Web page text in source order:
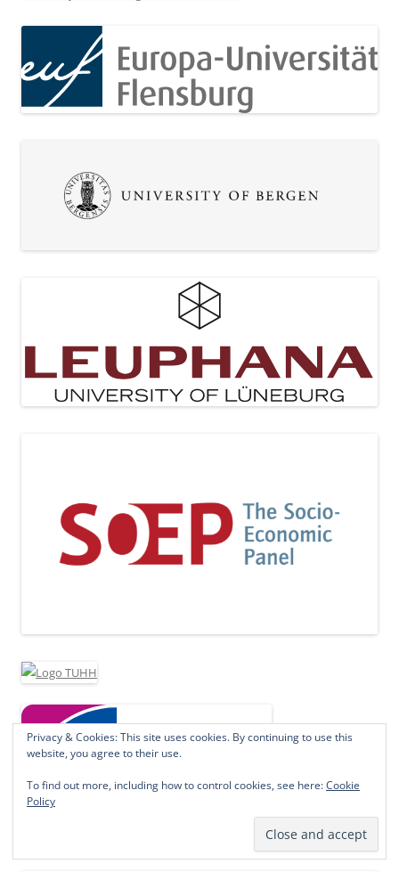
Privacy & Cookies: This site uses cookies. By continuing to use this
website, you agree to their use.
To find out more, including how to control cookies, see here:Cookie
Policy